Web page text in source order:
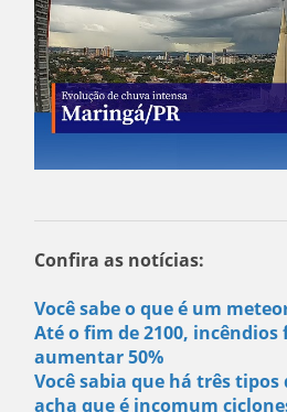
Confira as notícias:
Você sabe o que é um
Até o fim de 2100,
aumentar 50%
Você sabia que há três tipos
acha que é incomum